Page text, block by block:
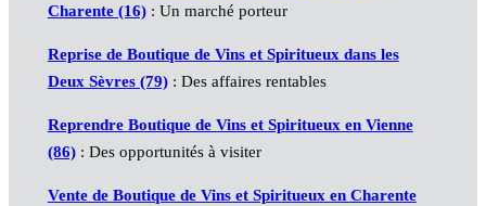
Charente (16): Un marché porteur
Reprise de Boutique de Vins et Spiritueux dans les
Deux Sèvres (79): Des affaires rentables
Reprendre Boutique de Vins et Spiritueux en Vienne
(86): Des opportunités à visiter
Vente de Boutique de Vins et Spiritueux en Charente